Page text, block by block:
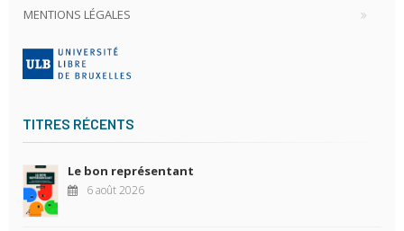
MENTIONS LÉGALES
TITRES RÉCENTS
Le bon représentant
6 août 2026